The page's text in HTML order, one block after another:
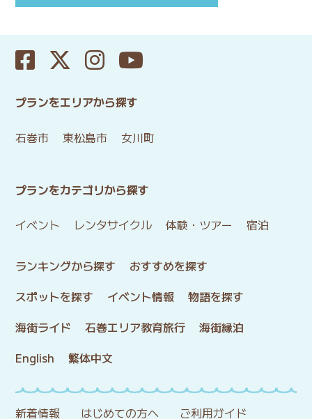
プランをエリアから探す
石巻市 東松島市 女川町
プランをカテゴリから探す
イベント レンタサイクル 体験・ツアー 宿泊
ランキングから探す
おすすめを探す
スポットを探す
イベント情報
物語を探す
海街ライド
石巻エリア教育旅行
海街縁泊
English
繁体中文
新着情報 はじめての方へ ご利用ガイド